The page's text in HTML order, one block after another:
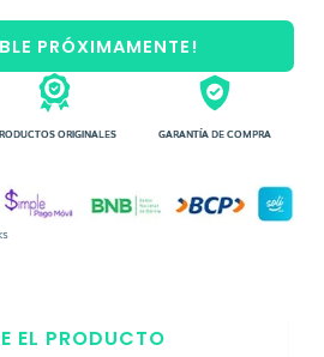
es:
Bs.630,00.
PRÓXIMAMENTE!
ORIGINALES GARANTÍA DE COMPRA
EL PRODUCTO